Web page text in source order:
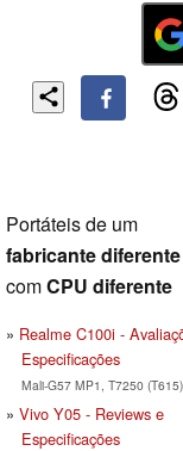
Portáteis de um
fabricante diferente
comCPU diferente
Realme C100i -
Especificações
Mali-G57 MP1, T7250 (T615)
Vivo Y05 - Reviews e
Especificações